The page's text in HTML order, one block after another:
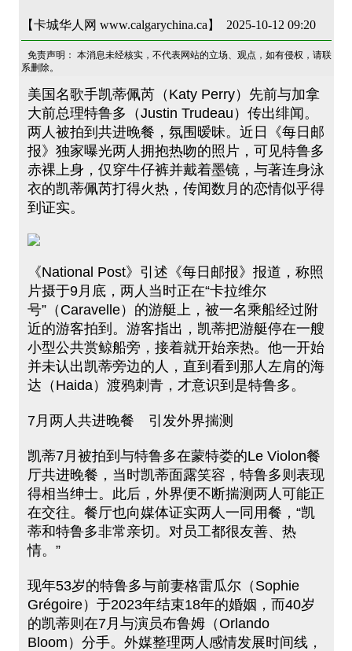
【卡城华人网 www.calgarychina.ca】 2025-10-12 09:20
免责声明： 本消息未经核实，不代表网站的立场、观点，如有侵权，请联
系删除。
美国名歌手凯蒂佩芮（Katy Perry）先前与加拿
大前总理特鲁多（Justin Trudeau）传出绯闻。
两人被拍到共进晚餐，氛围暧昧。近日《每日邮
报》独家曝光两人拥抱热吻的照片，可见特鲁多
赤裸上身，仅穿牛仔裤并戴着墨镜，与著连身泳
衣的凯蒂佩芮打得火热，传闻数月的恋情似乎得
到证实。
《National Post》引述《每日邮报》报道，称照
片摄于9月底，两人当时正在“卡拉维尔
号”（Caravelle）的游艇上，被一名乘船经过附
近的游客拍到。游客指出，凯蒂把游艇停在一艘
小型公共赏鲸船旁，接着就开始亲热。他一开始
并未认出凯蒂旁边的人，直到看到那人左肩的海
达（Haida）渡鸦刺青，才意识到是特鲁多。
7月两人共进晚餐 引发外界揣测
凯蒂7月被拍到与特鲁多在蒙特娄的Le Violon餐
厅共进晚餐，当时凯蒂面露笑容，特鲁多则表现
得相当绅士。此后，外界便不断揣测两人可能正
在交往。餐厅也向媒体证实两人一同用餐，“凯
蒂和特鲁多非常亲切。对员工都很友善、热
情。”
现年53岁的特鲁多与前妻格雷瓜尔（Sophie
Grégoire）于2023年结束18年的婚姻，而40岁
的凯蒂则在7月与演员布鲁姆（Orlando
Bloom）分手。外媒整理两人感情发展时间线，